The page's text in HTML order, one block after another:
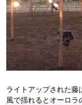
ライトアップされた藤
風で揺れるとオーロラ